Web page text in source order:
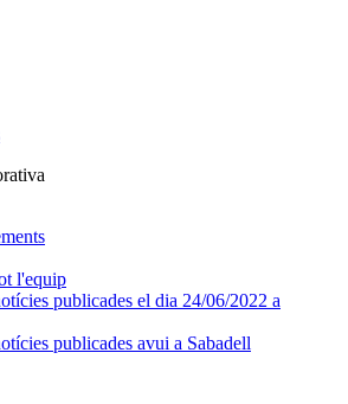
l'equip
publicades el dia 24/06/2022 a
publicades avui a Sabadell